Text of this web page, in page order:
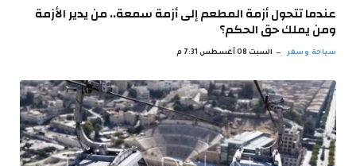
عندما تتحول أزمة المطعم إلى أزمة سمعة.. من يدير الأزمة
ومن يملك حق الحكم؟
سياحة وسفر السبت 08 أغسطس 7:31 م